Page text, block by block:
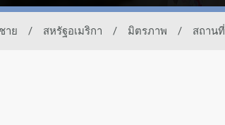
าย / สหรัฐอเมริกา / มิตรภาพ / สถานที่